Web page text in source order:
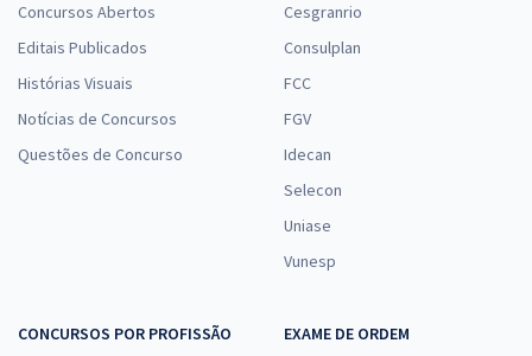
Concursos Abertos
Editais Publicados
Histórias Visuais
Notícias de Concursos
Questões de Concurso
Cesgranrio
Consulplan
FCC
FGV
Idecan
Selecon
Uniase
Vunesp
CONCURSOS POR PROFISSÃO
EXAME DE ORDEM